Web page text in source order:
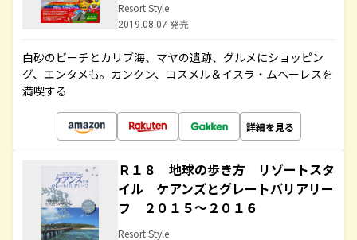
Resort Style
2019.08.07 発売
白砂のビーチとカリブ海、マヤの遺跡、グルメにショッピン
グ、エンタメも。カンクン、コスメル＆イスラ・ムヘーレスを
満喫する
詳細を見る
Ｒ１８ 地球の歩き方 リゾートスタ
イル ケアンズとグレートバリアリー
フ ２０１５～２０１６
Resort Style